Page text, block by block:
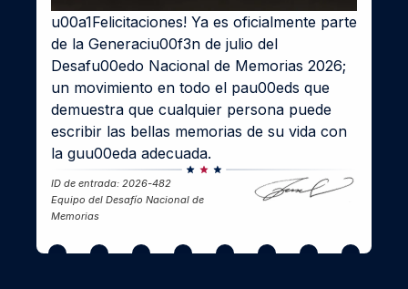
u00a1Felicitaciones! Ya es oficialmente parte
de la Generaciu00f3n de julio del
Desafu00edo Nacional de Memorias 2026;
un movimiento en todo el pau00eds que
demuestra que cualquier persona puede
escribir las bellas memorias de su vida con
la guu00eda adecuada.
ID de entrada: 2026-482
Equipo del Desafío Nacional de
Memorias